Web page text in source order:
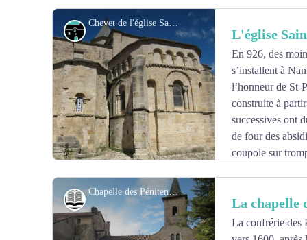
Chevet de l'église Saint-Pierre - Alain Bonnemayre
Architecture L'église
En 926, des
s’installent à
l’honneur de St-
construite à
successives ont
de four des
coupole sur
chapiteaux sculptés, en font un très bel exemple
Les trois vitraux de l’abside représentant des épisodes
par Jean Hugo (arrière petit-fils de Victor Hugo),
placés en 1986.
Chapelle des Pénitents - OT Larzac et Vallées
Histoire et patrimoine La chapelle
La confrérie des